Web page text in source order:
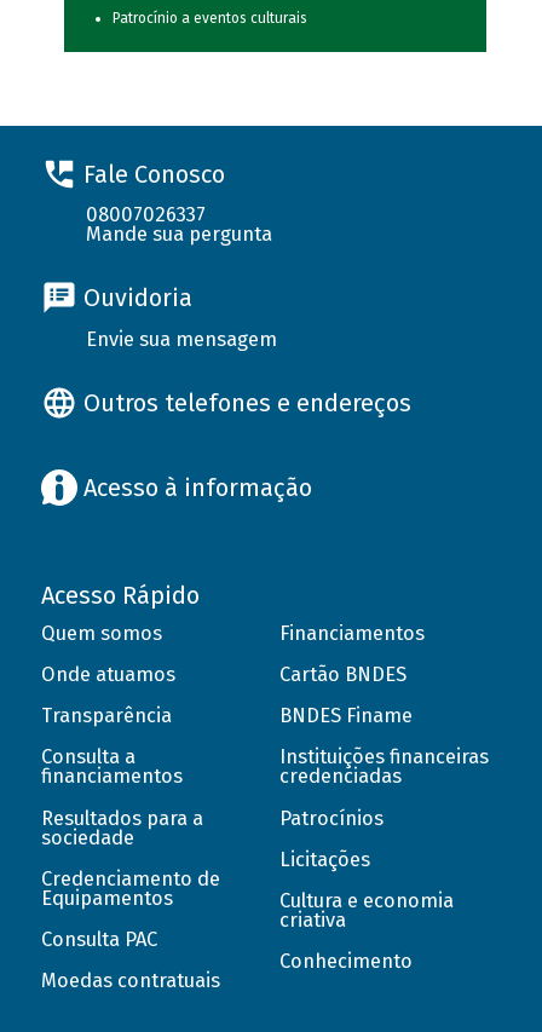
Patrocínio a eventos culturais
Fale Conosco
08007026337
Mande sua pergunta
Ouvidoria
Envie sua mensagem
Outros telefones e endereços
Acesso à informação
Acesso Rápido
Quem somos
Onde atuamos
Transparência
Consulta a
financiamentos
Resultados para a
sociedade
Credenciamento de
Equipamentos
Consulta PAC
Moedas contratuais
Financiamentos
Cartão BNDES
BNDES Finame
Instituições financeiras
credenciadas
Patrocínios
Licitações
Cultura e economia
criativa
Conhecimento